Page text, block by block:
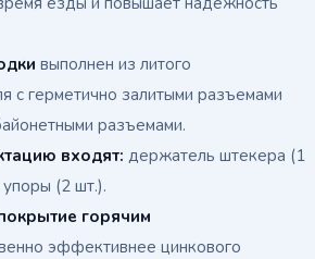
выполнен из литого
с герметично залитыми разъемами
разъемами.
входят: держатель штекера (1
(2 шт.).
горячим
эффективнее цинкового